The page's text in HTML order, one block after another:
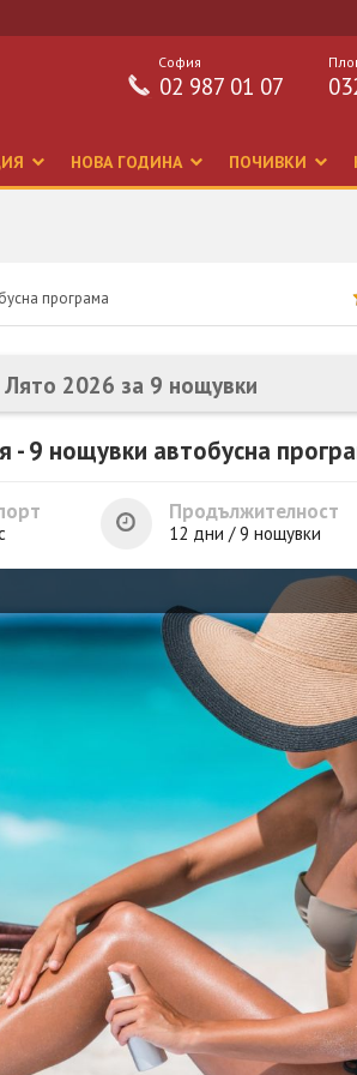
София
02 987 01 07
НОВА ГОДИНА ПОЧИВКИ
програма
Лято 2026 за 9 нощувки
9 нощувки автобусна
Продължителност
12 дни / 9 нощувки